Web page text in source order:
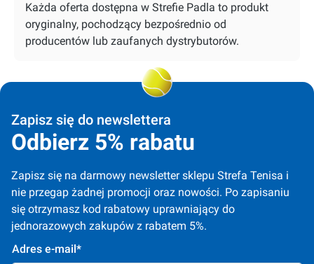
Każda oferta dostępna w Strefie Padla to produkt
oryginalny, pochodzący bezpośrednio od
producentów lub zaufanych dystrybutorów.
Zapisz się do newslettera
Odbierz 5% rabatu
Zapisz się na darmowy newsletter sklepu Strefa Tenisa i
nie przegap żadnej promocji oraz nowości. Po zapisaniu
się otrzymasz kod rabatowy uprawniający do
jednorazowych zakupów z rabatem 5%.
Adres e-mail*